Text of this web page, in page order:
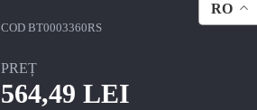
CODBT0003360RS
PREȚ
564,49 LEI
RO